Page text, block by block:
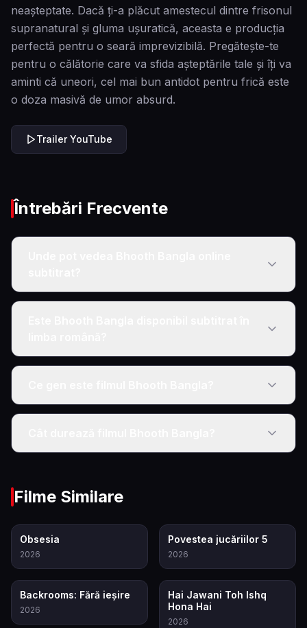
neașteptate. Dacă ți-a plăcut amestecul dintre frisonul
supranatural și gluma ușuratică, aceasta e producția
perfectă pentru o seară imprevizibilă. Pregătește-te
pentru o călătorie care va sfida așteptările tale și îți va
aminti că uneori, cel mai bun antidot pentru frică este
o doza masivă de umor absurd.
Trailer YouTube
Întrebări Frecvente
Filme Similare
Obsesia
2026
Povestea jucăriilor 5
2026
6.9
Backrooms: Fără ieșire
2026
Hai Jawani Toh Ishq
Hona Hai
2026